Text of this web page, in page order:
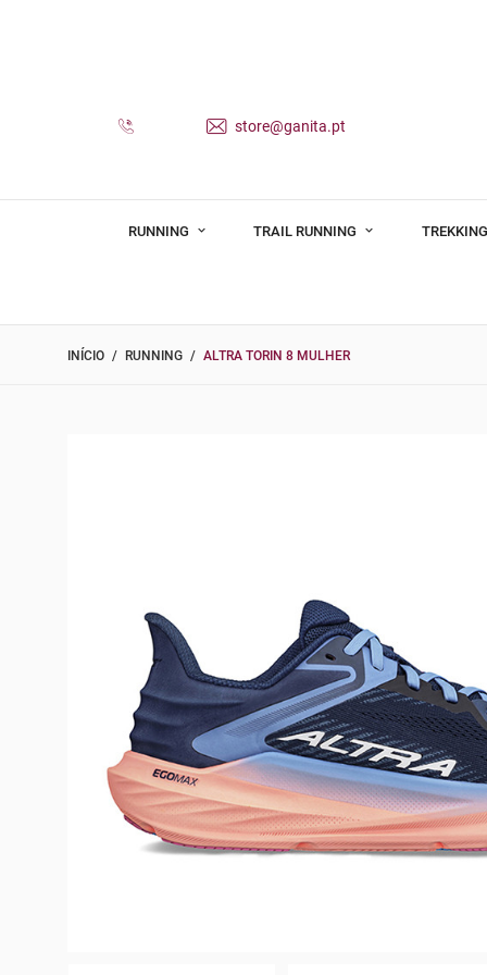
store@ganita.pt
RUNNING TRAIL RUNNING
INÍCIO RUNNING ALTRA TORIN 8 MULHER